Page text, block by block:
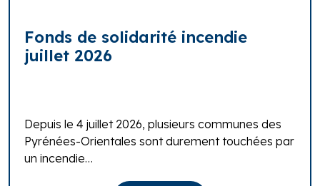
Fonds de solidarité incendie
juillet 2026
Depuis le 4 juillet 2026, plusieurs communes des
Pyrénées-Orientales sont durement touchées par
un incendie…